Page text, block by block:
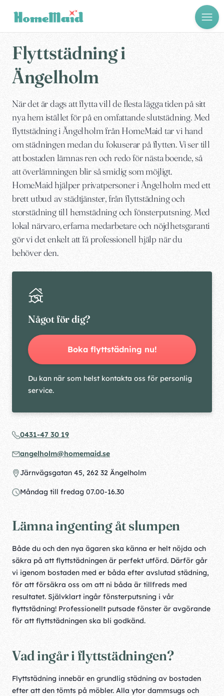
Flyttstädning i
Ängelholm
När det är dags att flytta vill de flesta lägga tiden på sitt
nya hem istället för på en omfattande slutstädning. Med
flyttstädning i Ängelholm från HomeMaid tar vi hand
om städningen medan du fokuserar på flytten. Vi ser till
att bostaden lämnas ren och redo för nästa boende, så
att överlämningen blir så smidig som möjligt.
HomeMaid hjälper privatpersoner i Ängelholm med ett
brett utbud av städtjänster, från flyttstädning och
storstädning till hemstädning och fönsterputsning. Med
lokal närvaro, erfarna medarbetare och nöjdhetsgaranti
gör vi det enkelt att få professionell hjälp när du
behöver den.
Lämna ingenting åt slumpen
Både du och den nya ägaren ska känna er helt nöjda och
säkra på att flyttstädningen är perfekt utförd. Därför går
vi igenom bostaden med er båda efter avslutad städning,
för att försäkra oss om att ni båda är tillfreds med
resultatet. Självklart ingår fönsterputsning i vår
flyttstädning! Professionellt putsade fönster är avgörande
för att flyttstädningen ska bli godkänd.
Vad ingår i flyttstädningen?
Flyttstädning innebär en grundlig städning av bostaden
efter att den tömts på möbler. Alla ytor dammsugs och
Något för dig?
Boka flyttstädning nu!
Du kan när som helst kontakta oss för personlig
service.
0431-47 30 19
angelholm@homemaid.se
Järnvägsgatan 45, 262 32 Ängelholm
Måndag till fredag 07.00-16.30